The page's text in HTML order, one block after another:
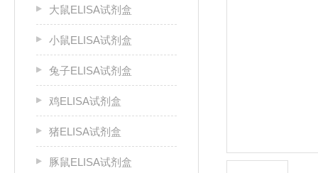
大鼠ELISA试剂盒
小鼠ELISA试剂盒
兔子ELISA试剂盒
鸡ELISA试剂盒
猪ELISA试剂盒
豚鼠ELISA试剂盒